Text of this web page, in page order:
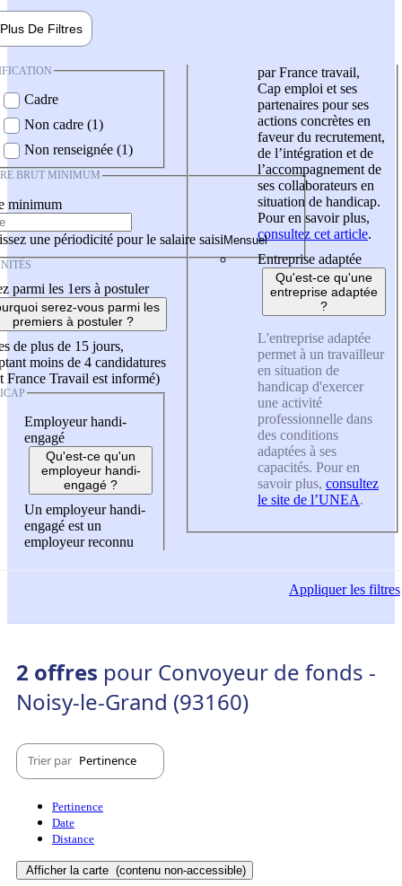
Plus De Filtres
Cadre
Non cadre (1)
Non renseignée (1)
BRUT MINIMUM
minimum
une périodicité pour le salaire saisi
parmi les 1ers à postuler
serez-vous parmi les
premiers à postuler ?
de plus de 15 jours,
moins de 4 candidatures
France Travail est informé)
Employeur handi-
engagé
Qu'est-ce qu'un
employeur handi-
engagé ?
Un employeur handi-
engagé est un
employeur reconnu
par France travail,
Cap emploi et ses
partenaires pour ses
actions concrètes en
faveur du recrutement,
de l’intégration et de
l’accompagnement de
ses collaborateurs en
situation de handicap.
Pour en savoir plus,
consultez cet article.
Entreprise adaptée
Qu'est-ce qu'une
entreprise adaptée
?
L'entreprise adaptée
permet à un travailleur
en situation de
handicap d'exercer
une activité
professionnelle dans
des conditions
adaptées à ses
capacités. Pour en
savoir plus, consultez
le site de l’UNEA.
Appliquerles filtres
2 offres pour Convoyeur de fonds -
Noisy-le-Grand (93160)
Trier par Pertinence
Pertinence
Date
Distance
Afficher la carte (contenu non-accessible)